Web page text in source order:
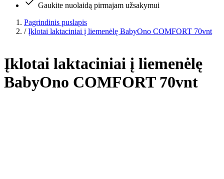
Gaukite nuolaidą pirmajam užsakymui
Pagrindinis puslapis
/ Įklotai laktaciniai į liemenėlę BabyOno COMFORT 70vnt
Įklotai laktaciniai į liemenėlę
BabyOno COMFORT 70vnt